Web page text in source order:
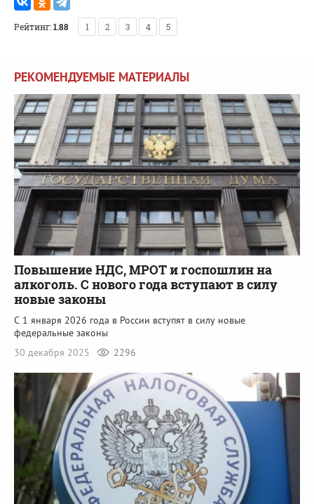
Рейтинг:1.88 1 2 3 4 5
РЕКОМЕНДУЕМЫЕ МАТЕРИАЛЫ
Повышение НДС, МРОТ и госпошлин на
алкоголь. С нового года вступают в силу
новые законы
С 1 января 2026 года в России вступят в силу новые
федеральные законы
30 декабря 2025
2296